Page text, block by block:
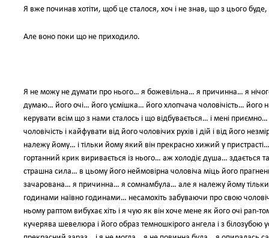
Я вже починав хотіти, щоб це сталося, хоч і не знав, що з цього
Але воно поки що не приходило.
Я не можу не думати про нього… я божевільна… я причинна… я
думаю… його очі… його усмішка… його хлопчача чоловічість… його
керувати всім що з нами сталось і що відбувається… і мені
чоловічість і кайфувати від його чоловічих рухів і дій і від його
належу йому… і тільки йому який він прекрасно хижий у
гортанний крик виривається із нього… аж холодіє душа…
страшна сила… в цьому його неймовірна чоловіча міць його
зачарована… я причинна… я сомнамбула… але я належу йому тільки
годинами наївно годинами… несамохіть забуваючи про свою
ньому раптом вибухає хіть і я чую як він хоче мене як його очі pan-
кучерява шевелюра і його образ темношкірого ангела і з